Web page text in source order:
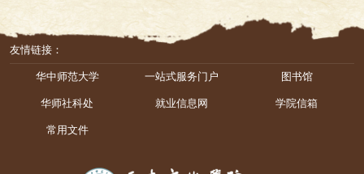
友情链接：
华中师范大学 一站式服务门户 图书馆
华师社科处 就业信息网 学院信箱
常用文件